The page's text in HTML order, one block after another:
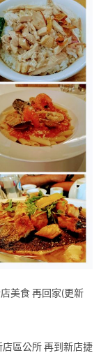
美食 再回家(更新
區公所 再到新店捷